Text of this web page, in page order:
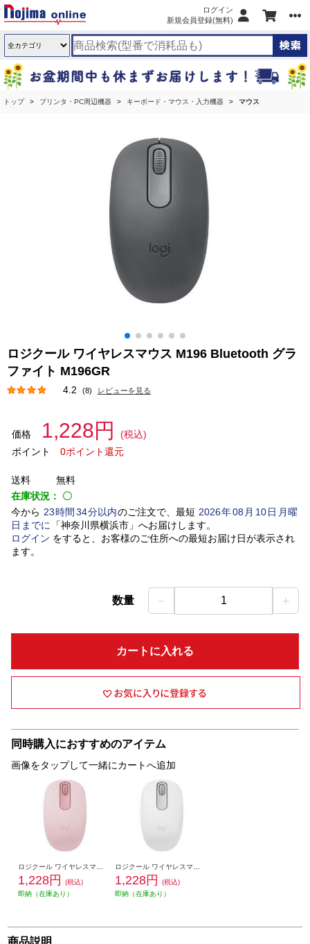
ログイン
新規会員登録(無料)
トップ プリンタ・PC周辺機器 キーボード・マウス・入力機器 マウス
ロジクール ワイヤレスマウス M196 Bluetooth グラ
ファイト M196GR
4.2 (8) レビューを見る
価格 1,228円
(税込)
ポイント
0ポイント還元
送料
無料
在庫状況： 〇
今から 23時間 34分以内のご注文で、最短 2026年08 月 10日月曜
日 までに 「神奈川県横浜市」 へお届けします。
ログイン をすると、お客様のご住所への最短お届け日が表示され
ます。
数量 － 1 ＋
カートに入れる
同時購入におすすめのアイテム
画像をタップして一緒にカートへ追加
1,228円
(税込)
即納（在庫あり）
1,228円
(税込)
即納（在庫あり）
商品説明